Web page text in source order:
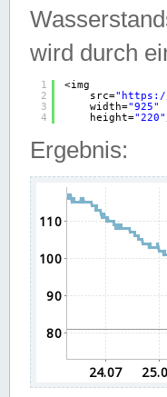
wird durch
1
2
3
4
<img
src=" https://
width="925"
height="220"
Ergebnis: